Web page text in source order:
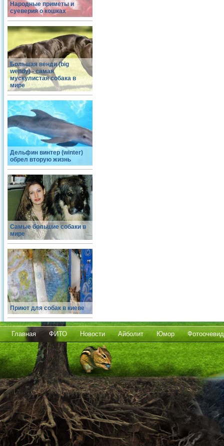
Народные приметы и
суеверия о кошках
Большая венди (big
wendy) - самая
мускулистая собака в
мире
Дельфин винтер (winter)
обрел вторую жизнь
Самые большие собаки в
мире
Приют для собак в киеве
Главная ФИТО Новости Айболит Юмор